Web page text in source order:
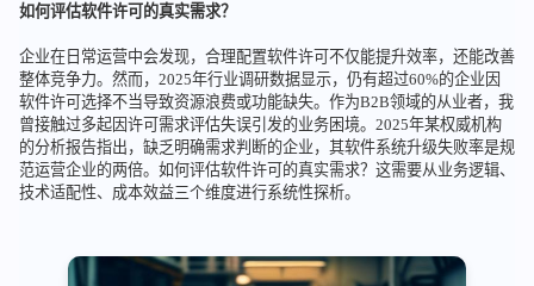
如何评估软件许可的真实需求？
企业在日常运营中会发现，合理配置软件许可不仅能提升效率，还能改善
整体竞争力。然而，2025年行业调研数据显示，仍有超过60%的企业因
软件许可选择不当导致资源浪费或功能缺失。作为B2B领域的从业者，我
曾接触过多起因许可需求评估失误引发的业务困境。2025年某权威机构
的分析报告指出，缺乏明确需求判断的企业，其软件系统升级失败率是规
范运营企业的两倍。如何评估软件许可的真实需求？这需要从业务逻辑、
技术适配性、成本效益三个维度进行系统性探析。